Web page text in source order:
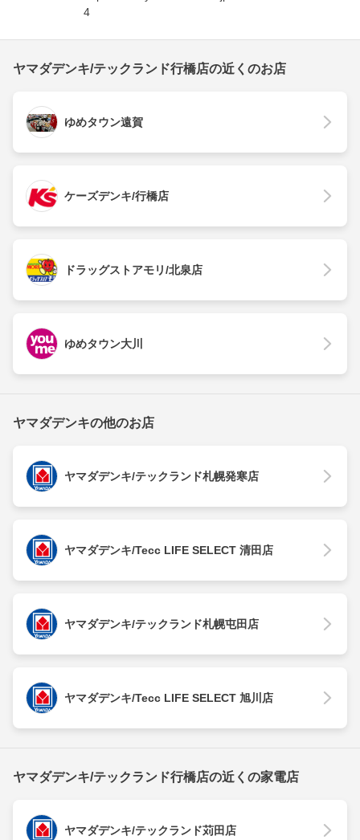
4
ヤマダデンキ/テックランド行橋店の近くのお店
ゆめタウン遠賀
ケーズデンキ/行橋店
ドラッグストアモリ/北泉店
ゆめタウン大川
ヤマダデンキの他のお店
ヤマダデンキ/テックランド札幌発寒店
ヤマダデンキ/Tecc LIFE SELECT 清田店
ヤマダデンキ/テックランド札幌屯田店
ヤマダデンキ/Tecc LIFE SELECT 旭川店
ヤマダデンキ/テックランド行橋店の近くの家電店
ヤマダデンキ/テックランド苅田店